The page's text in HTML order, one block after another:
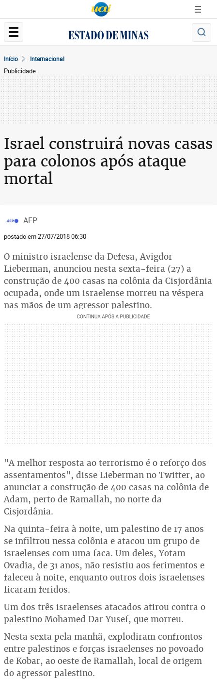
Início Internacional
Publicidade
Israel construirá novas casas
para colonos após ataque
mortal
AFP
postado em 27/07/2018 06:30
O ministro israelense da Defesa, Avigdor
Lieberman, anunciou nesta sexta-feira (27) a
construção de 400 casas na colônia da Cisjordânia
ocupada, onde um israelense morreu na véspera
nas mãos de um agressor palestino.
"A melhor resposta ao terrorismo é o reforço dos
assentamentos", disse Lieberman no Twitter, ao
anunciar a construção de 400 casas na colônia de
Adam, perto de Ramallah, no norte da
Cisjordânia.
Na quinta-feira à noite, um palestino de 17 anos
se infiltrou nessa colônia e atacou um grupo de
israelenses com uma faca. Um deles, Yotam
Ovadia, de 31 anos, não resistiu aos ferimentos e
faleceu à noite, enquanto outros dois israelenses
ficaram feridos.
Um dos três israelenses atacados atirou contra o
palestino Mohamed Dar Yusef, que morreu.
Nesta sexta pela manhã, explodiram confrontos
entre palestinos e forças israelenses no povoado
de Kobar, ao oeste de Ramallah, local de origem
do agressor palestino.